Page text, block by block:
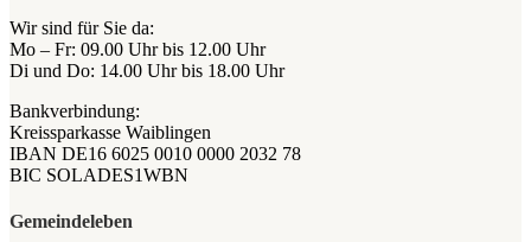
Wir sind für Sie da:
Mo – Fr: 09.00 Uhr bis 12.00 Uhr
Di und Do: 14.00 Uhr bis 18.00 Uhr
Bankverbindung:
Kreissparkasse Waiblingen
IBAN DE16 6025 0010 0000 2032 78
BIC SOLADES1WBN
Gemeindeleben